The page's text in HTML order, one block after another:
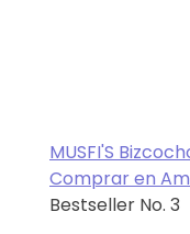
MUSFI'S
Comprar en
Bestseller No. 3